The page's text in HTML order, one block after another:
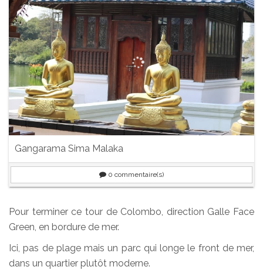
Gangarama Sima Malaka
0 commentaire(s)
Pour terminer ce tour de Colombo, direction Galle Face
Green, en bordure de mer.
Ici, pas de plage mais un parc qui longe le front de mer,
dans un quartier plutôt moderne.